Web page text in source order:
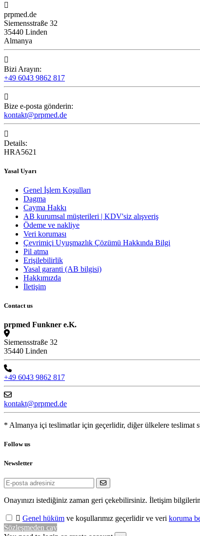

prpmed.de
Siemensstraße 32
35440 Linden
Almanya

Bizi Arayın:
+49 6043 9862 817

Bize e-posta gönderin:
kontakt@prpmed.de

Details:
HRA5621
Yasal Uyarı
Genel İşlem Koşulları
Dagma
Cayma Hakkı
AB kurumsal müşterileri | KDV'siz alışveriş
Ödeme ve nakliye
Veri koruması
Çevrimiçi Uyuşmazlık Çözümü Hakkında Bilgi
Pil atma
Erişilebilirlik
Yasal garanti (AB bilgisi)
Hakkımızda
İletişim
Contact us
prpmed Funkner e.K.
Siemensstraße 32
35440 Linden
+49 6043 9862 817
kontakt@prpmed.de
* Almanya içi teslimatlar için geçerlidir, diğer ülkelere teslimat
Follow us
Newsletter
Onayınızı istediğiniz zaman geri çekebilirsiniz. İletişim
 Genel hüküm ve koşullarımız geçerlidir ve veri koruma
Sözleşmeden cay